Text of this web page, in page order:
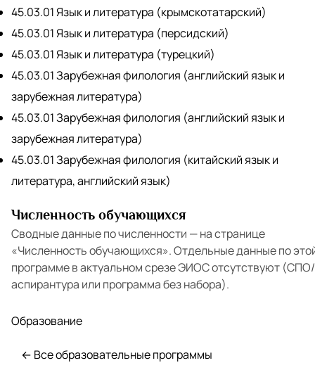
45.03.01 Язык и литература (крымскотатарский)
45.03.01 Язык и литература (персидский)
45.03.01 Язык и литература (турецкий)
45.03.01 Зарубежная филология (английский язык и
зарубежная литература)
45.03.01 Зарубежная филология (английский язык и
зарубежная литература)
45.03.01 Зарубежная филология (китайский язык и
литература, английский язык)
Численность обучающихся
Сводные данные по численности — на странице
«Численность обучающихся». Отдельные данные по
программе в актуальном срезе ЭИОС отсутствуют (СПО/
аспирантура или программа без набора).
Образование
← Все образовательные программы